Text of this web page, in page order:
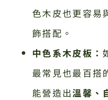
色木皮也更容易
飾搭配。
中色系木皮板：
最常見也最百搭
能營造出溫馨、